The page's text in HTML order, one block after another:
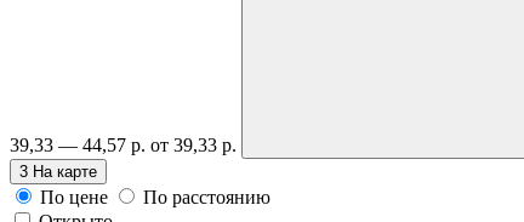
39,33 — 44,57 р. от 39,33 р.
3 На карте
По цене
По расстоянию